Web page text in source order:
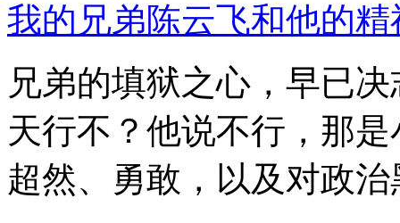
我的兄弟陈云飞和他的
兄弟的填狱之心，早已
天行不？他说不行，那
超然、勇敢，以及对政